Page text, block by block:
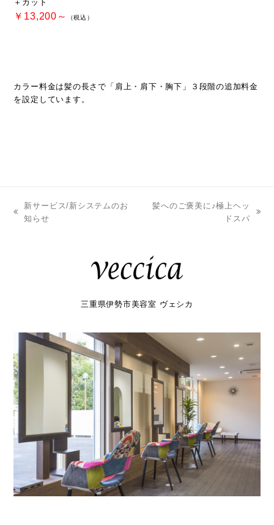
＋カット
￥13,200～ （税込）
カラー料金は髪の長さで「肩上・肩下・胸下」３段階の追加料金
を設定しています。
previous
新サービス/新システムのお
知らせ
髪へのご褒美に♪極上ヘッ
ドスパ
三重県伊勢市美容室 ヴェシカ